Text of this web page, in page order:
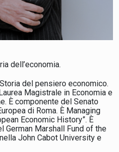
dell’economia.
del pensiero economico.
Magistrale in Economia e
È componente del Senato
di Roma. È Managing
Economic History”. È
German Marshall Fund of the
John Cabot University e